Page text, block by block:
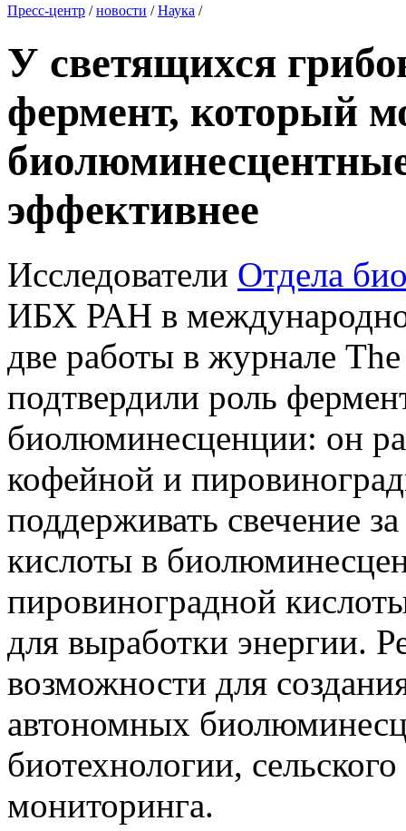
Пресс-центр /новости /Наука /
У светящихся
фермент, который
эффективнее
Исследователи Отдела
ИБХ РАН в
две работы в журнале
подтвердили роль
биолюминесценции: он
кофейной и
поддерживать свечение
кислоты в
пировиноградной
для выработки энергии.
возможности для
автономных
биотехнологии,
мониторинга.